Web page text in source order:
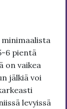
minimaalista
6 pientä
on vaikea
jälkiä voi
levyissä